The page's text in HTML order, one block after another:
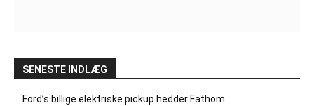
SENESTE INDLÆG
Ford’s billige elektriske pickup hedder Fathom